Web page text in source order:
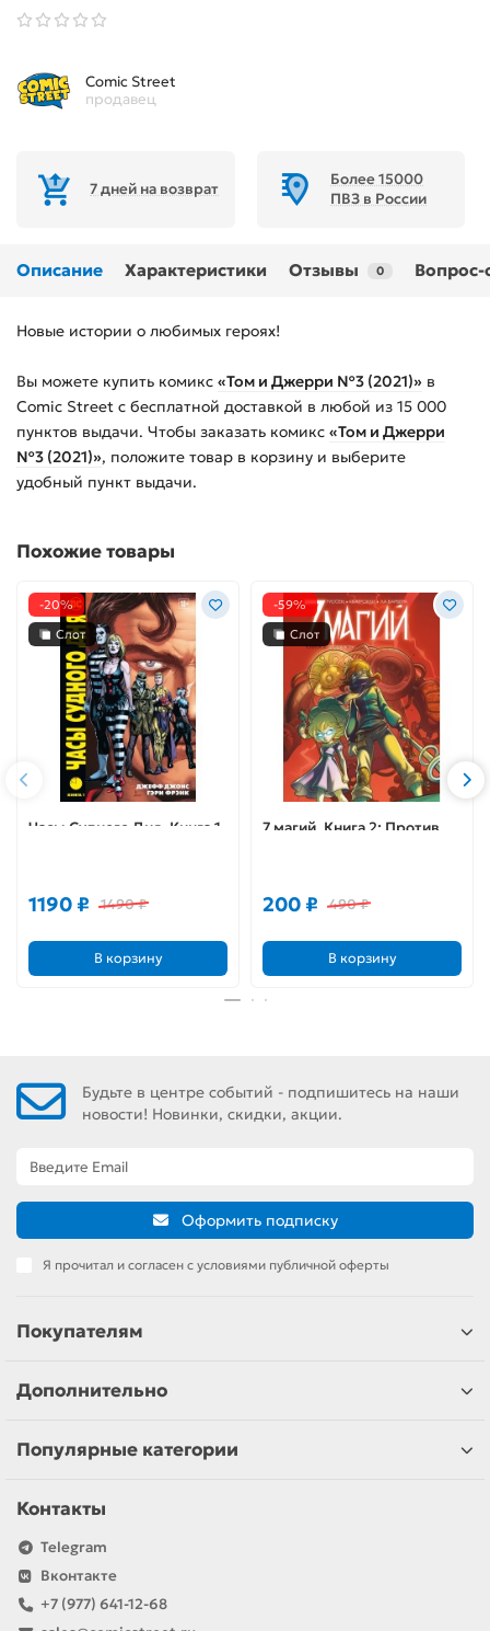
Comic Street
продавец
7 дней на возврат
Более 15000
ПВЗ в России
Описание Характеристики Отзывы 0 Вопрос-
Новые истории о любимых героях!
Вы можете купить комикс «Том и Джерри №3 (2021)» в
Comic Street с бесплатной доставкой в любой из 15 000
пунктов выдачи. Чтобы заказать комикс «Том и Джерри
№3 (2021)», положите товар в корзину и выберите
удобный пункт выдачи.
Похожие товары
-20%
Слот
Часы Судного Дня. Книга 1
1190 ₽ 1490 ₽
В корзину
-59%
Слот
7 магий. Книга 2: Против
200 ₽ 490 ₽
В корзину
Будьте в центре событий - подпишитесь на наши
новости! Новинки, скидки, акции.
Оформить подписку
Я прочитал и согласен с условиями публичной оферты
Покупателям
Дополнительно
Популярные категории
Контакты
Telegram
Вконтакте
+7 (977) 641-12-68